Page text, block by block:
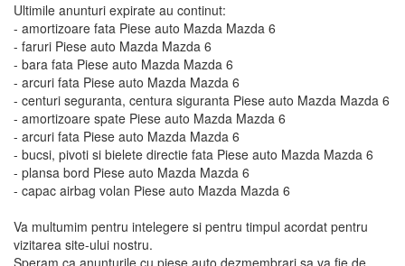
Ultimile anunturi expirate au continut:
- amortizoare fata Piese auto Mazda Mazda 6
- faruri Piese auto Mazda Mazda 6
- bara fata Piese auto Mazda Mazda 6
- arcuri fata Piese auto Mazda Mazda 6
- centuri seguranta, centura siguranta Piese auto Mazda Mazda 6
- amortizoare spate Piese auto Mazda Mazda 6
- arcuri fata Piese auto Mazda Mazda 6
- bucsi, pivoti si bielete directie fata Piese auto Mazda Mazda 6
- plansa bord Piese auto Mazda Mazda 6
- capac airbag volan Piese auto Mazda Mazda 6
Va multumim pentru intelegere si pentru timpul acordat pentru
vizitarea site-ului nostru.
Speram ca anunturile cu piese auto dezmembrari sa va fie de